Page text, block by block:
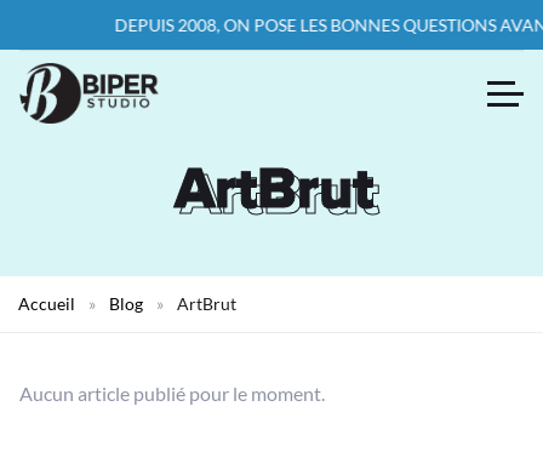
DEPUIS 2008, ON POSE LES BONNES QUESTIONS
ArtBrut
ArtBrut
Accueil » Blog » ArtBrut
Aucun article publié pour le moment.